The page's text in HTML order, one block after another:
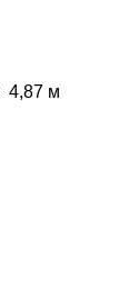
4,87 м